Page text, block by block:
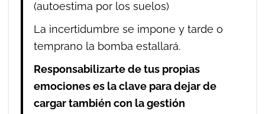
(autoestima por los suelos)
La incertidumbre se impone y tarde o
temprano la bomba estallará.
Responsabilizarte de tus propias
emociones es la clave para dejar de
cargar también con la gestión